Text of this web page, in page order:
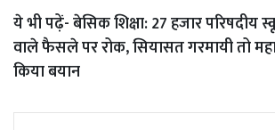
ये भी पढ़ें-बेसिक शिक्षा: 27 हजार परिषदीय
वाले फैसले पर रोक, सियासत गरमायी तो
किया बयान